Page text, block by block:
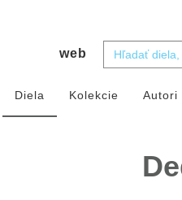
web
Diela Kolekcie Autori